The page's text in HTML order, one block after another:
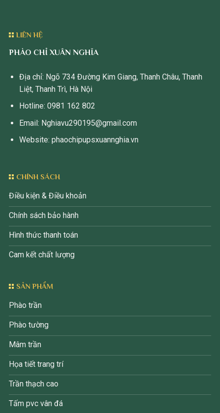
LIÊN HỆ
PHÀO CHỈ XUÂN NGHĨA
Địa chỉ: Ngõ 734 Đường Kim Giang, Thanh Châu, Thanh
Liệt, Thanh Trì, Hà Nội
Hotline: 0981 162 802
Email: Nghiavu290195@gmail.com
Website: phaochipupsxuannghia.vn
CHÍNH SÁCH
Điều kiện & Điều khoản
Chính sách bảo hành
Hình thức thanh toán
Cam kết chất lượng
SẢN PHẨM
Phào trần
Phào tường
Mâm trần
Họa tiết trang trí
Trần thạch cao
Tấm pvc vân đá